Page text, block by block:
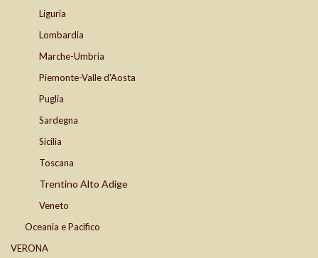
Liguria
Lombardia
Marche-Umbria
Piemonte-Valle d'Aosta
Puglia
Sardegna
Sicilia
Toscana
Trentino Alto Adige
Veneto
Oceania e Pacifico
VERONA